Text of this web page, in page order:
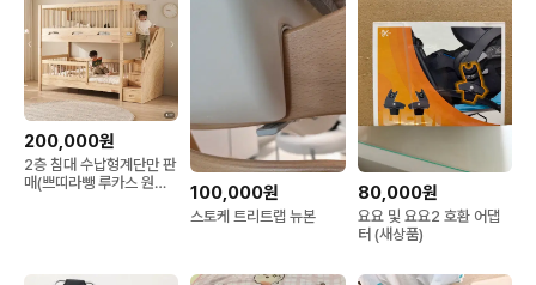
200,000원
2층 침대 수납형계단만 판
매(쁘띠라뺑 루카스 원목
100,000원
스토케 트리트랩 뉴본
80,000원
요요 및 요요2 호환 어댑
터 (새상품)